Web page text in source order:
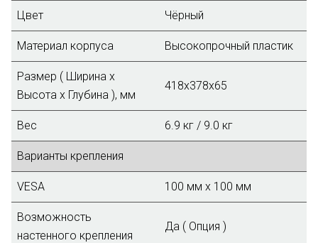
Цвет Чёрный
Материал корпуса Высокопрочный пластик
Размер ( Ширина х
Высота х Глубина ), мм
418х378х65
Вес 6.9 кг / 9.0 кг
Варианты крепления
VESA 100 мм x 100 мм
Возможность
настенного крепления
Да ( Опция )